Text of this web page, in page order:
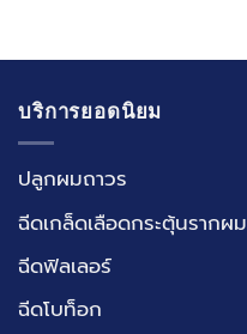
บริการยอดนิยม
ปลูกผมถาวร
ฉีดเกล็ดเลือดกระตุ้นรากผม
ฉีดฟิลเลอร์
ฉีดโบท็อก